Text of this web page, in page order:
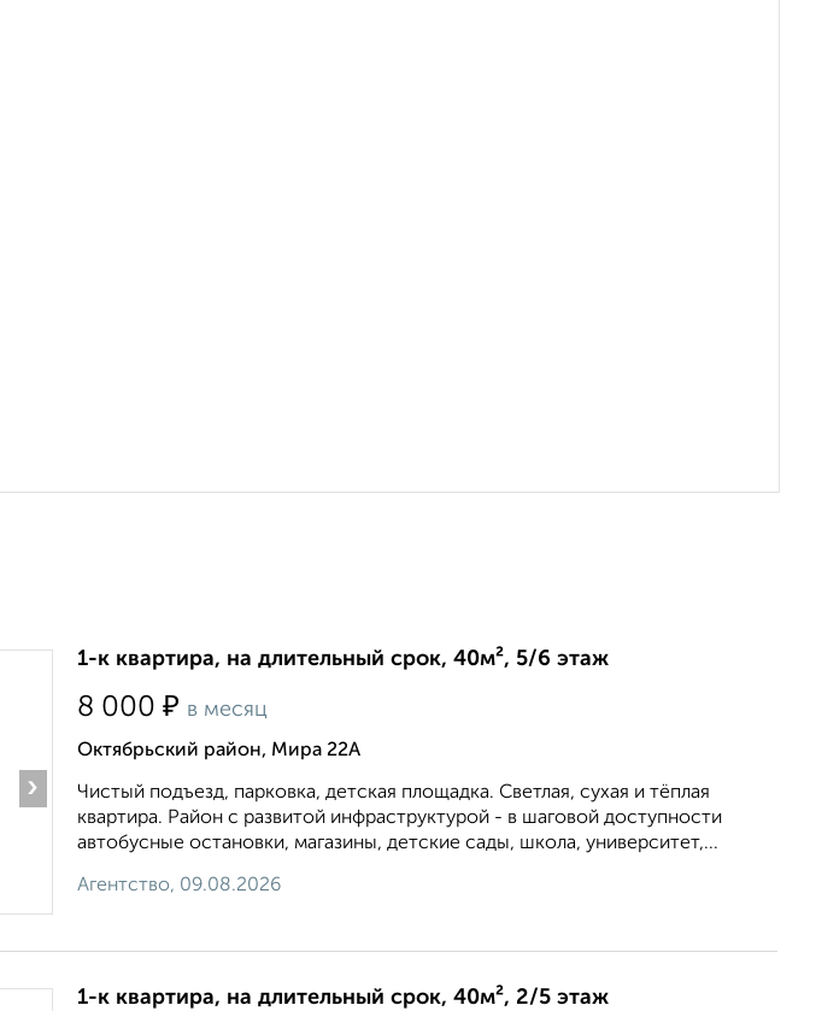
›
1-к квартира, на длительный срок, 40м², 5/6 этаж
8 000 ₽ в месяц
Октябрьский район, Мира 22А
Чистый подъезд, парковка, детская площадка. Светлая, сухая и тёплая
квартира. Район с развитой инфраструктурой - в шаговой доступности
автобусные остановки, магазины, детские сады, школа, университет,...
Агентство, 09.08.2026
1-к квартира, на длительный срок, 40м², 2/5 этаж